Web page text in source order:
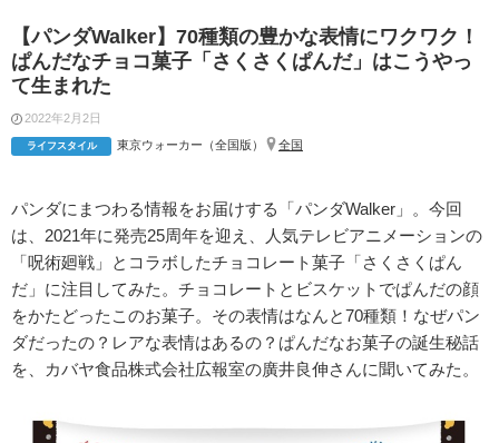
【パンダWalker】70種類の豊かな表情にワクワク！
ぱんだなチョコ菓子「さくさくぱんだ」はこうやっ
て生まれた
2022年2月2日
ライフスタイル 東京ウォーカー（全国版） 全国
パンダにまつわる情報をお届けする「パンダWalker」。今回
は、2021年に発売25周年を迎え、人気テレビアニメーションの
「呪術廻戦」とコラボしたチョコレート菓子「さくさくぱん
だ」に注目してみた。チョコレートとビスケットでぱんだの顔
をかたどったこのお菓子。その表情はなんと70種類！なぜパン
ダだったの？レアな表情はあるの？ぱんだなお菓子の誕生秘話
を、カバヤ食品株式会社広報室の廣井良伸さんに聞いてみた。